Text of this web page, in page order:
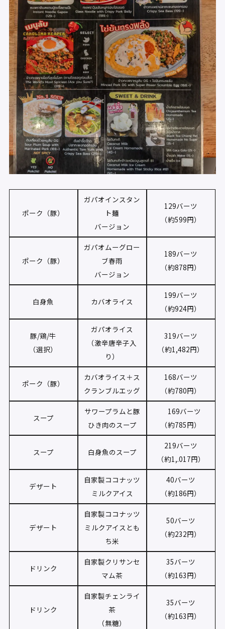
ポーク（豚）
ガパオインスタン
ト麺
バージョン
129バーツ
（約599円）
ポーク（豚）
ガパオムーグロー
ブ春雨
バージョン
189バーツ
（約878円）
白身魚 カバオライス
199バーツ
（約924円）
豚/鶏/牛
（選択）
ガパオライス
（激辛唐辛子入
り）
319バーツ
（約1,482円）
ポーク（豚）
カバオライス＋ス
クランブルエッグ
168バーツ
（約780円）
スープ
サワープラムと豚
ひき肉のスープ
169バーツ
（約785円）
スープ 白身魚のスープ
219バーツ
（約1,.017円）
デザート
自家製ココナッツ
ミルクアイス
40バーツ
（約186円）
デザート
自家製ココナッツ
ミルクアイスとも
ち米
50バーツ
（約232円）
ドリンク
自家製クリサンセ
マム茶
35バーツ
（約163円）
ドリンク
自家製チェンライ
茶
（無糖）
35バーツ
（約163円）